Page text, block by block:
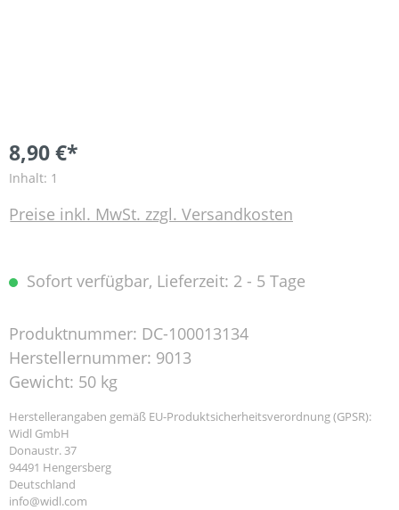
8,90 €*
Inhalt: 1
Preise inkl. MwSt. zzgl. Versandkosten
Sofort verfügbar, Lieferzeit: 2 - 5 Tage
Produktnummer: DC-100013134
Herstellernummer: 9013
Gewicht: 50 kg
Herstellerangaben gemäß EU-Produktsicherheitsverordnung (GPSR):
Widl GmbH
Donaustr. 37
94491 Hengersberg
Deutschland
info@widl.com